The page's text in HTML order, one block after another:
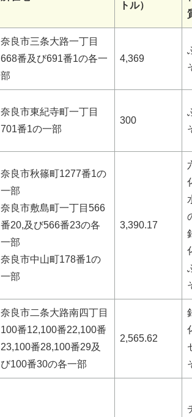
トル）
奈良市三条大路一丁目
668番及び691番1の各一
部
4,369
奈良市東紀寺町一丁目
701番1の一部
300
奈良市秋篠町1277番1の
一部
奈良市敷島町一丁目566
番20,及び566番23の各
一部
奈良市中山町178番1の
一部
3,390.17
奈良市二条大路南四丁目
100番12,100番22,100番
23,100番28,100番29及
び100番30の各一部
2,565.62